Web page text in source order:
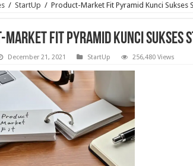
/ StartUp / Product-Market Fit Pyramid Kunci Sukses
Fit Pyramid Kunci Sukses
December 21, 2021 StartUp 256,480 Views